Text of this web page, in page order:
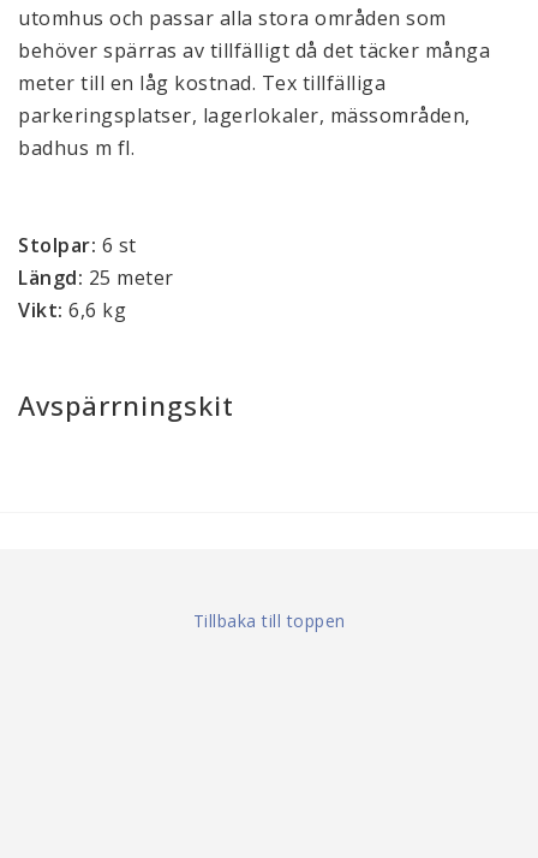
utomhus och passar alla stora områden som
behöver spärras av tillfälligt då det täcker många
meter till en låg kostnad. Tex tillfälliga
parkeringsplatser, lagerlokaler, mässområden,
badhus m fl.
Stolpar: 6 st
Längd: 25 meter
Vikt: 6,6 kg
Avspärrningskit
Tillbaka till toppen